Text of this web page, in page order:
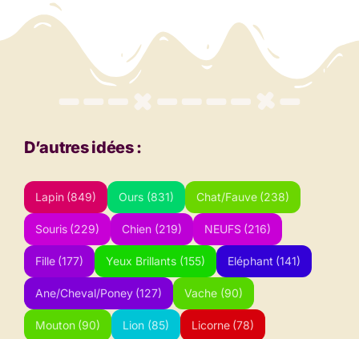
D’autres idées :
Lapin (849) Ours (831) Chat/Fauve (238)
Souris (229) Chien (219) NEUFS (216)
Fille (177) Yeux Brillants (155) Eléphant (141)
Ane/Cheval/Poney (127) Vache (90)
Mouton (90) Lion (85) Licorne (78)